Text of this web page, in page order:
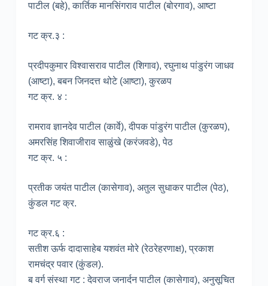
पाटील (बहे), कार्तिक मानसिंगराव पाटील (बोरगाव), आष्टा
गट क्र.३ :
प्रदीपकुमार विश्वासराव पाटील (शिगाव), रघुनाथ पांडुरंग जाधव
(आष्टा), बबन जिनदत्त थोटे (आष्टा), कुरळप
गट क्र. ४ :
रामराव ज्ञानदेव पाटील (कार्वे), दीपक पांडुरंग पाटील (कुरळप),
अमरसिंह शिवाजीराव साळुंखे (करंजवडे), पेठ
गट क्र. ५ :
प्रतीक जयंत पाटील (कासेगाव), अतुल सुधाकर पाटील (पेठ),
कुंडल गट क्र.
गट क्र.६ :
सतीश ऊर्फ दादासाहेब यशवंत मोरे (रेठरेहरणाक्ष), प्रकाश
रामचंद्र पवार (कुंडल).
ब वर्ग संस्था गट : देवराज जनार्दन पाटील (कासेगाव), अनुसूचित